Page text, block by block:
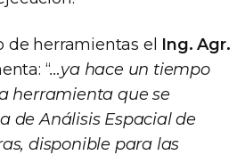
de herramientas el Ing. Agr.
“…ya hace un tiempo
herramienta que se
de Análisis Espacial de
disponible para las